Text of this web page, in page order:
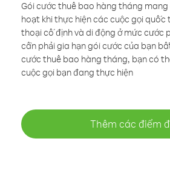
Gói cước thuê bao hàng tháng mang
hoạt khi thực hiện các cuộc gọi quốc
thoại cố định và di động ở mức cước
cần phải gia hạn gói cước của bạn
cước thuê bao hàng tháng, bạn có
cuộc gọi bạn đang thực hiện
Thêm các điểm